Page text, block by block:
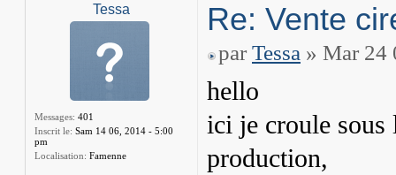
Tessa
Messages: 401
Inscrit le: Sam 14 06, 2014 - 5:00
pm
Localisation: Famenne
Re: Vente
par Tessa » Mar 24
hello
ici je croule sous
production,